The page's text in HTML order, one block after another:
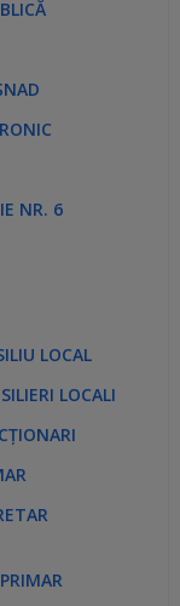
NR. 6
LOCAL
LOCALI